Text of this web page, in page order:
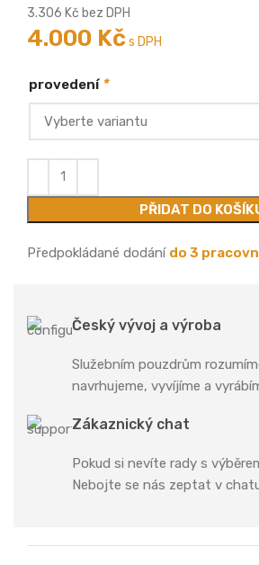
3.306 Kč bez DPH
4.000 Kč s DPH
provedení *
PŘIDAT DO
Předpokládané dodání do 3
Český vývoj a výroba
Služebním pouzdrům
navrhujeme, vyvíjíme a
Zákaznický chat
Pokud si nevíte rady s
Nebojte se nás zeptat v